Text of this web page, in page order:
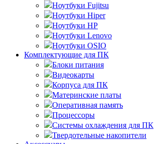
Ноутбуки Fujitsu
Ноутбуки Hiper
Ноутбуки HP
Ноутбуки Lenovo
Ноутбуки OSIO
Комплектующие для ПК
Блоки питания
Видеокарты
Корпуса для ПК
Материнские платы
Оперативная память
Процессоры
Системы охлаждения для ПК
Твердотельные накопители